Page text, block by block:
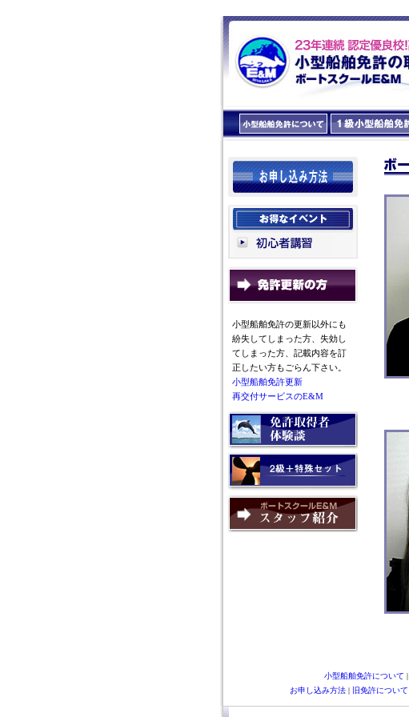
小型船舶免許の更新以外にも
紛失してしまった方、失効し
てしまった方、記載内容を訂
正したい方もごらん下さい。
小型船舶免許更新
再交付サービスのE&M
小型船舶免許について |
お申し込み方法| 旧免許について